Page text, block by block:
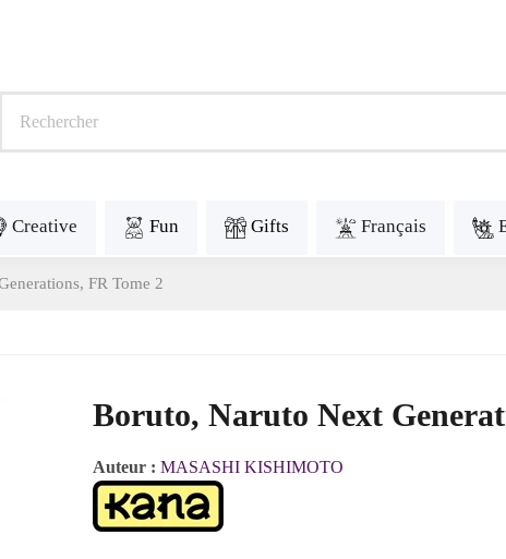
Creative Fun Gifts Français
FR Tome 2
Boruto, Naruto Next
Auteur : MASASHI KISHIMOTO